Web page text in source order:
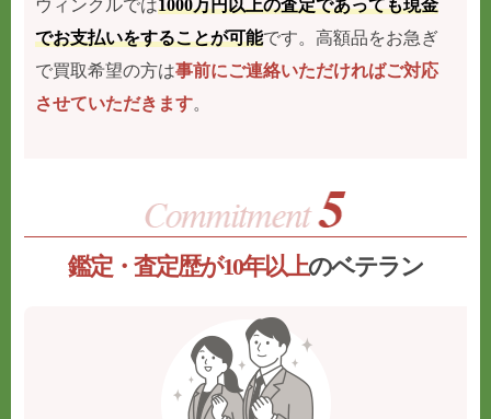
ウィンクルでは1000万円以上の査定であっても現金
でお支払いをすることが可能です。高額品をお急ぎ
で買取希望の方は事前にご連絡いただければご対応
させていただきます。
鑑定・査定歴が10年以上のベテラン